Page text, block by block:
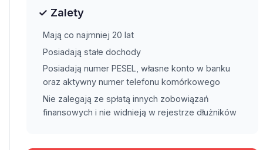
✓ Zalety
Mają co najmniej 20 lat
Posiadają stałe dochody
Posiadają numer PESEL, własne konto w banku
oraz aktywny numer telefonu komórkowego
Nie zalegają ze spłatą innych zobowiązań
finansowych i nie widnieją w rejestrze dłużników